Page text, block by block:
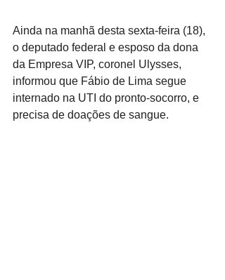
Ainda na manhã desta sexta-feira (18),
o deputado federal e esposo da dona
da Empresa VIP, coronel Ulysses,
informou que Fábio de Lima segue
internado na UTI do pronto-socorro, e
precisa de doações de sangue.